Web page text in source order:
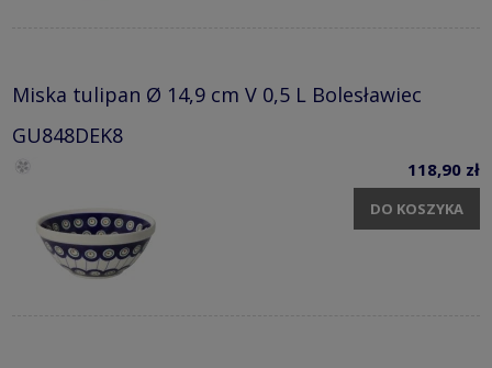
Miska tulipan Ø 14,9 cm V 0,5 L Bolesławiec
GU848DEK8
118,90 zł
DO KOSZYKA